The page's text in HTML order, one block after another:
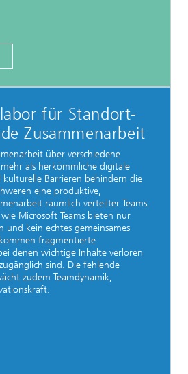
für Standort-
Zusammenarbeit
über verschiedene
als herkömmliche digitale
kulturelle Barrieren behindern die
eine produktive,
räumlich verteilter Teams.
wie Microsoft Teams bieten nur
und kein echtes gemeinsames
fragmentierte
denen wichtige Inhalte verloren
sind. Die fehlende
zudem Teamdynamik,